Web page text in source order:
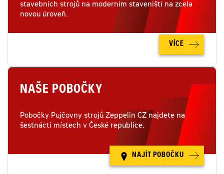
stavebních strojů na moderním staveništi na zcela
novou úroveň.
VÍCE
NAŠE POBOČKY
Pobočky Pujčovny strojů Zeppelin CZ najdete na
šestnácti místech v České republice.
NAJÍT POBOČKU